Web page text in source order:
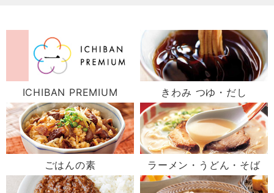
ICHIBAN PREMIUM きわみ つゆ・だし
ごはんの素 ラーメン・うどん・そば